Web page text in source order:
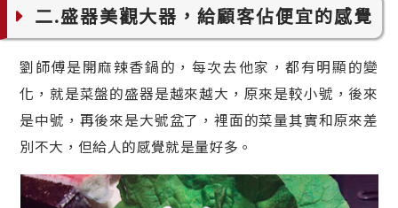
二.盛器美觀大器，給顧客佔便宜的感覺
劉師傅是開麻辣香鍋的，每次去他家，都有明顯的變
化，就是菜盤的盛器是越來越大，原來是較小號，後來
是中號，再後來是大號盆了，裡面的菜量其實和原來差
別不大，但給人的感覺就是量好多。